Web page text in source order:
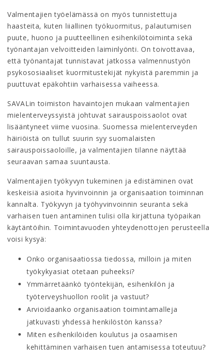
Valmentajien työelämässä on myös tunnistettuja
haasteita, kuten liiallinen työkuormitus, palautumisen
puute, huono ja puutteellinen esihenkilötoiminta sekä
työnantajan velvoitteiden laiminlyönti. On toivottavaa,
että työnantajat tunnistavat jatkossa valmennustyön
psykososiaaliset kuormitustekijät nykyistä paremmin ja
puuttuvat epäkohtiin varhaisessa vaiheessa.
SAVALin toimiston havaintojen mukaan valmentajien
mielenterveyssyistä johtuvat sairauspoissaolot ovat
lisääntyneet viime vuosina. Suomessa mielenterveyden
häiriöistä on tullut suurin syy suomalaisten
sairauspoissaoloille, ja valmentajien tilanne näyttää
seuraavan samaa suuntausta.
Valmentajien työkyvyn tukeminen ja edistäminen ovat
keskeisiä asioita hyvinvoinnin ja organisaation toiminnan
kannalta. Työkyvyn ja työhyvinvoinnin seuranta sekä
varhaisen tuen antaminen tulisi olla kirjattuna työpaikan
käytäntöihin. Toimintavuoden yhteydenottojen perusteella
voisi kysyä:
Onko organisaatiossa tiedossa, milloin ja miten
työkykyasiat otetaan puheeksi?
Ymmärretäänkö työntekijän, esihenkilön ja
työterveyshuollon roolit ja vastuut?
Arvioidaanko organisaation toimintamalleja
jatkuvasti yhdessä henkilöstön kanssa?
Miten esihenkilöiden koulutus ja osaamisen
kehittäminen varhaisen tuen antamisessa toteutuu?